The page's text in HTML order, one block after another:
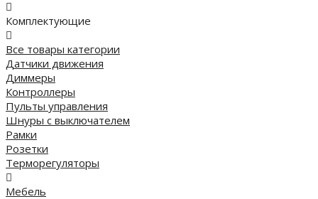
Комплектующие
Все товары категории
Датчики движения
Диммеры
Контроллеры
Пульты управления
Шнуры с выключателем
Рамки
Розетки
Терморегуляторы
Мебель